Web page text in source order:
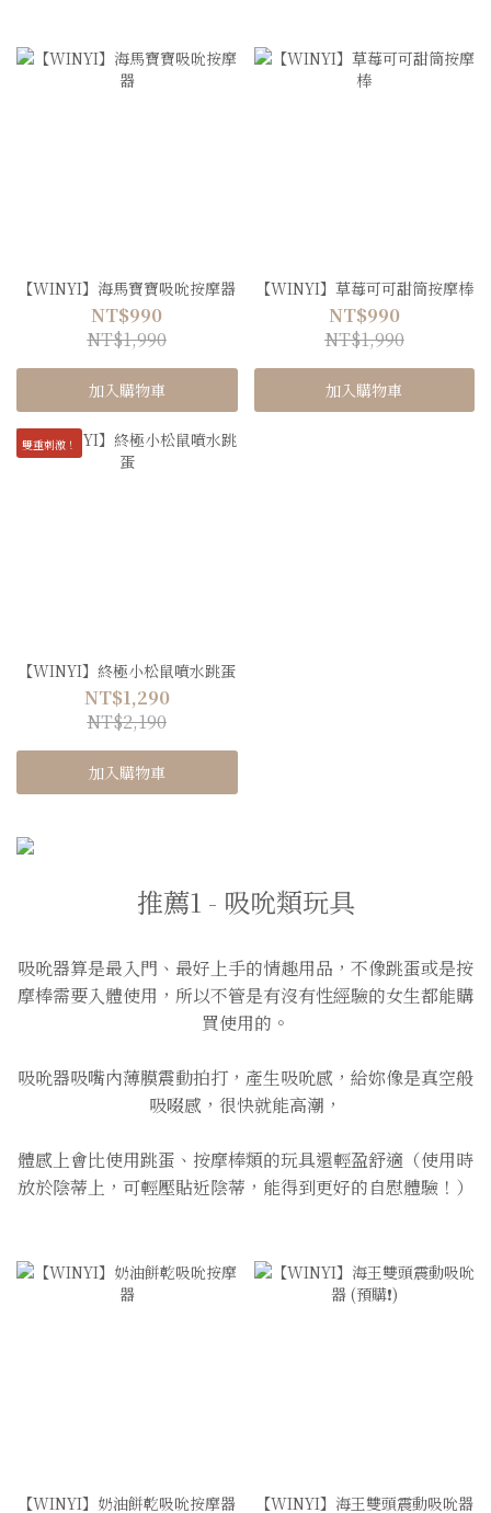
【WINYI】海馬寶寶吸吮按摩器
NT$990
NT$1,990
加入購物車
【WINYI】草莓可可甜筒按摩棒
NT$990
NT$1,990
加入購物車
雙重刺激！
【WINYI】終極小松鼠噴水跳蛋
NT$1,290
NT$2,190
加入購物車
推薦1 - 吸吮類玩具
吸吮器算是最入門、最好上手的情趣用品，不像跳蛋或是按
摩棒需要入體使用，所以不管是有沒有性經驗的女生都能購
買使用的。
吸吮器吸嘴內薄膜震動拍打，產生吸吮感，給妳像是真空般
吸啜感，很快就能高潮，
體感上會比使用跳蛋、按摩棒類的玩具還輕盈舒適（使用時
放於陰蒂上，可輕壓貼近陰蒂，能得到更好的自慰體驗！）
【WINYI】奶油餅乾吸吮按摩器
【WINYI】海王雙頭震動吸吮器